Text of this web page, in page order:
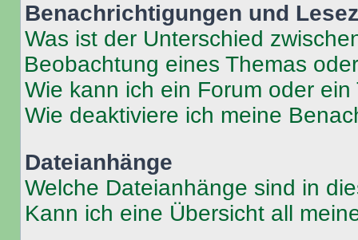
Benachrichtigungen und
Was ist der Unterschied
Beobachtung eines Themas
Wie kann ich ein Forum oder
Wie deaktiviere ich meine
Dateianhänge
Welche Dateianhänge sind in
Kann ich eine Übersicht all